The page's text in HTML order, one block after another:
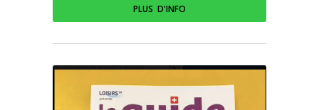
PLUS D'INFO